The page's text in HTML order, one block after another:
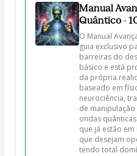
Manual
Quântico -
O Manual
guia exclusivo
barreiras do
básico e está
da própria
baseado em
neurociência,
de
ondas
que já estão em
que desejam
tendo total